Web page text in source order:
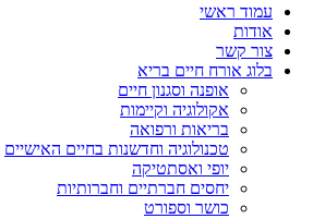
עמוד ראשי
אודות
צור קשר
בלוג אורח חיים בריא
אופנה וסגנון חיים
אקולוגיה וקיימות
בריאות ורפואה
טכנולוגיה וחדשנות בחיים האישיים
יופי ואסתטיקה
יחסים חברתיים וחברותיות
כושר וספורט